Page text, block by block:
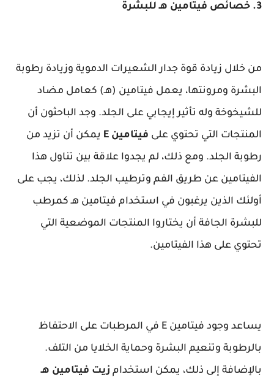
3. خصائص فيتامين هـ للبشرة
من خلال زيادة قوة جدار الشعيرات الدموية وزيادة رطوبة
البشرة ومرونتها، يعمل فيتامين (هـ) كعامل مضاد
للشيخوخة وله تأثير إيجابي على الجلد. وجد الباحثون أن
المنتجات التي تحتوي على فيتامين E
يمكن أن تزيد من
رطوبة الجلد. ومع ذلك، لم يجدوا علاقة بين تناول هذا
الفيتامين عن طريق الفم وترطيب الجلد. لذلك، يجب على
أولئك الذين يرغبون في استخدام فيتامين هـ كمرطب
للبشرة الجافة أن يختاروا المنتجات الموضعية التي
تحتوي على هذا الفيتامين.
يساعد وجود فيتامين E في المرطبات على الاحتفاظ
بالرطوبة وتنعيم البشرة وحماية الخلايا من التلف.
بالإضافة إلى ذلك، يمكن استخدام زيت فيتامين هـ